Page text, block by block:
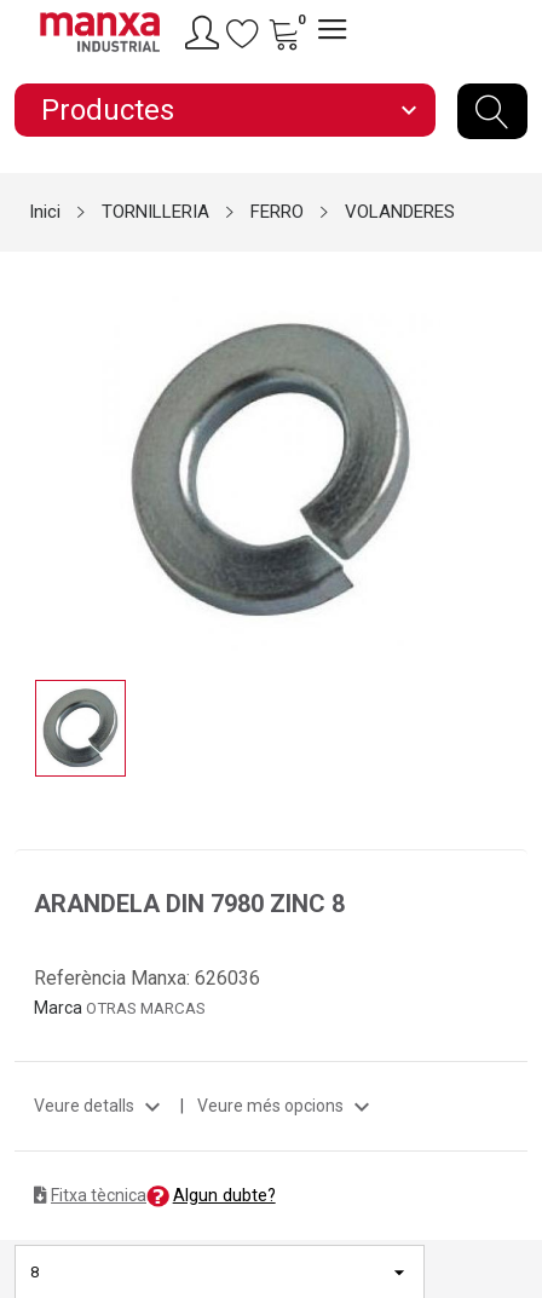
0
Productes expand_more
Inici TORNILLERIA FERRO VOLANDERES
ARANDELA DIN 7980 ZINC 8
Referència Manxa: 626036
Marca OTRAS MARCAS
Veure detalls expand_more | Veure més opcions expand_more
Fitxa tècnica Algun dubte?
8